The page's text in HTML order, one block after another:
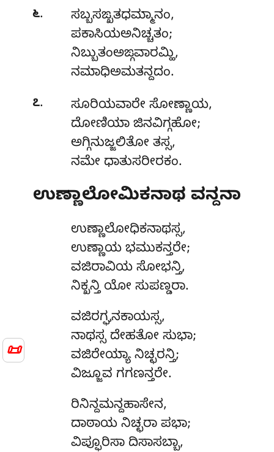
📜
೬.
ಸಬ್ಬಸಙ್ಖತಧಮ್ಮಾನಂ,
ಪಕಾಸಿಯಅನಿಚ್ಚತಂ;
ನಿಬ್ಬುತಂಅಙ್ಗವಾರಮ್ಹಿ,
ನಮಾಧಿಅಮತನ್ದದಂ.
೭. ಸೂರಿಯವಾರೇ ಸೋಣ್ಣಾಯ,
ದೋಣಿಯಾ ಜಿನವಿಗ್ಗಹೋ;
ಅಗ್ಗಿನುಜ್ಜಲಿತೋ ತಸ್ಸ,
ನಮೇ ಧಾತುಸರೀರಕಂ.
ಉಣ್ಣಾಲೋಮಿಕನಾಥ ವನ್ದನಾ
ಉಣ್ಣಾಲೋಧಿಕನಾಥಸ್ಸ,
ಉಣ್ಣಾಯ ಭಮುಕನ್ತರೇ;
ವಜಿರಾವಿಯ ಸೋಭನ್ತಿ,
ನಿಕ್ಖನ್ತಿ ಯೋ ಸುಪಣ್ಡರಾ.
ವಜಿರಗ್ಘನಕಾಯಸ್ಸ,
ನಾಥಸ್ಸ ದೇಹತೋ ಸುಭಾ;
ವಜಿರೇಯ್ಯಾ ನಿಚ್ಛರನ್ತಿ;
ವಿಜ್ಜೂವ ಗಗಣನ್ತರೇ.
ರಿನಿನ್ದಮನ್ದಹಾಸೇನ,
ದಾಠಾಯ ನಿಚ್ಛರಾ ಪಭಾ;
ವಿಪ್ಫೂರಿಸಾ ದಿಸಾಸಬ್ಬಾ,